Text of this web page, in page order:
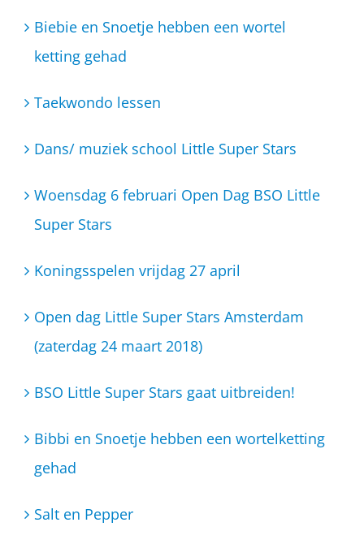
Biebie en Snoetje hebben een wortel
ketting gehad
Taekwondo lessen
Dans/ muziek school Little Super Stars
Woensdag 6 februari Open Dag BSO Little
Super Stars
Koningsspelen vrijdag 27 april
Open dag Little Super Stars Amsterdam
(zaterdag 24 maart 2018)
BSO Little Super Stars gaat uitbreiden!
Bibbi en Snoetje hebben een wortelketting
gehad
Salt en Pepper